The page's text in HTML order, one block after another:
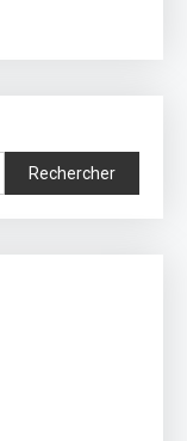
Rechercher